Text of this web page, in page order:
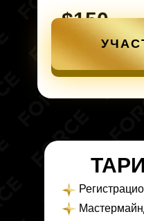
$150